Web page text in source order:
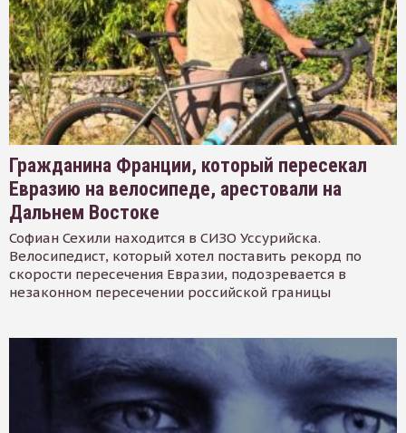
Гражданина Франции, который пересекал
Евразию на велосипеде, арестовали на
Дальнем Востоке
Софиан Сехили находится в СИЗО Уссурийска.
Велосипедист, который хотел поставить рекорд по
скорости пересечения Евразии, подозревается в
незаконном пересечении российской границы